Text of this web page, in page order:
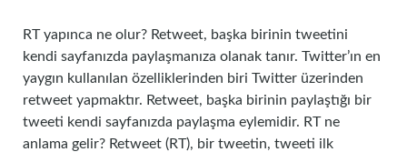
RT yapınca ne olur? Retweet, başka birinin tweetini
kendi sayfanızda paylaşmanıza olanak tanır. Twitter’ın en
yaygın kullanılan özelliklerinden biri Twitter üzerinden
retweet yapmaktır. Retweet, başka birinin paylaştığı bir
tweeti kendi sayfanızda paylaşma eylemidir. RT ne
anlama gelir? Retweet (RT), bir tweetin, tweeti ilk